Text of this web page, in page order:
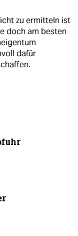
zu ermitteln ist
doch am besten
dafür